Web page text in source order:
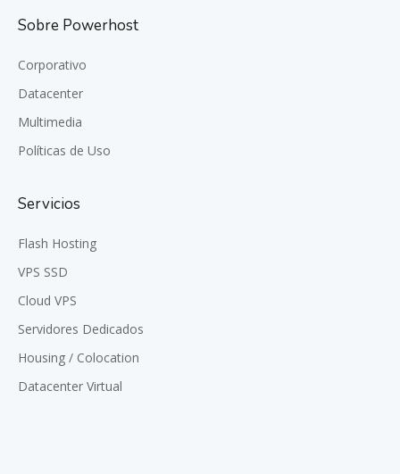
Sobre Powerhost
Corporativo
Datacenter
Multimedia
Políticas de Uso
Servicios
Flash Hosting
VPS SSD
Cloud VPS
Servidores Dedicados
Housing / Colocation
Datacenter Virtual